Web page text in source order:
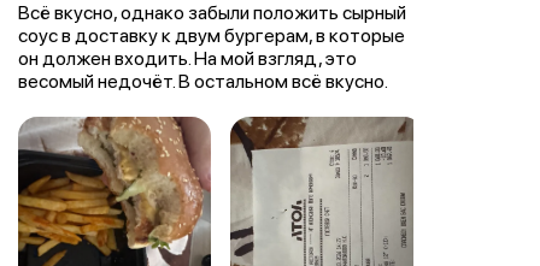
Всё вкусно, однако забыли положить сырный
соус в доставку к двум бургерам, в которые
он должен входить. На мой взгляд, это
весомый недочёт. В остальном всё вкусно.